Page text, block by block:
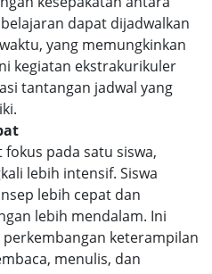
dapat dijadwalkan
yang memungkinkan
kegiatan ekstrakurikuler
tantangan jadwal yang
pada satu siswa,
lebih intensif. Siswa
lebih cepat dan
lebih mendalam. Ini
keterampilan
menulis, dan